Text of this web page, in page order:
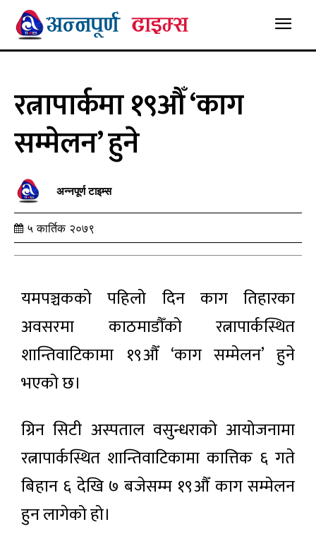
रत्नापार्कमा १९औँ ‘काग
सम्मेलन’ हुने
अन्नपूर्ण टाइम्स
५ कार्तिक २०७९
यमपञ्चकको पहिलो दिन काग तिहारका
अवसरमा काठमाडौँको रत्नापार्कस्थित
शान्तिवाटिकामा १९औँ ‘काग सम्मेलन’ हुने
भएको छ।
ग्रिन सिटी अस्पताल वसुन्धराको आयोजनामा
रत्नापार्कस्थित शान्तिवाटिकामा कात्तिक ६ गते
बिहान ६ देखि ७ बजेसम्म १९औँ काग सम्मेलन
हुन लागेको हो।